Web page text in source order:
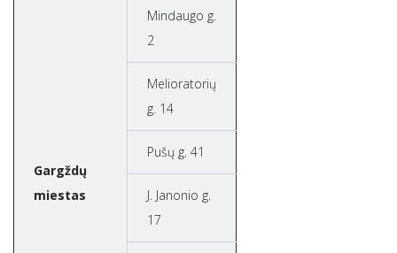
Gargždų
miestas
Mindaugo g.
2
Melioratorių
g. 14
Pušų g. 41
J. Janonio g.
17